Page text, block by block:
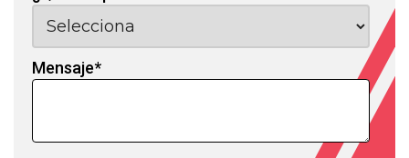
Mensaje*